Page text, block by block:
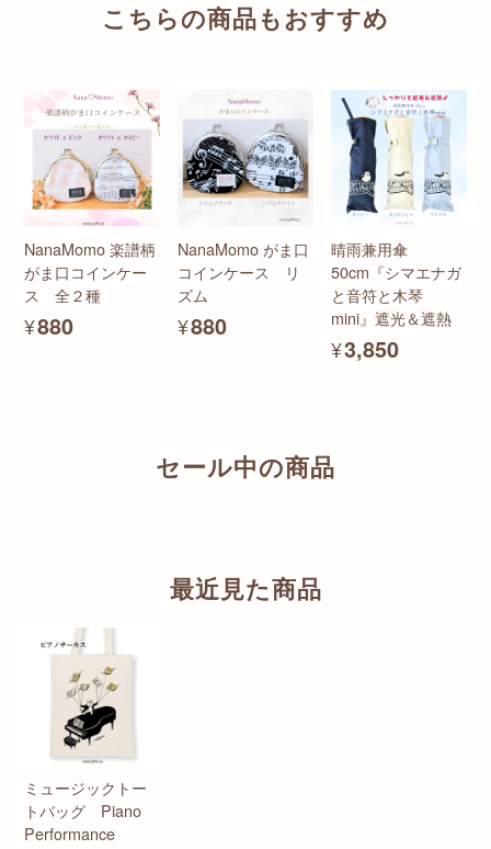
こちらの商品もおすすめ
NanaMomo 楽譜柄
がま口コインケー
ス 全２種
¥880
NanaMomo がま口
コインケース リ
ズム
¥880
晴雨兼用傘
50cm『シマエナガ
と音符と木琴
mini』遮光＆遮熱
¥3,850
セール中の商品
最近見た商品
ミュージックトー
トバッグ Piano
Performance